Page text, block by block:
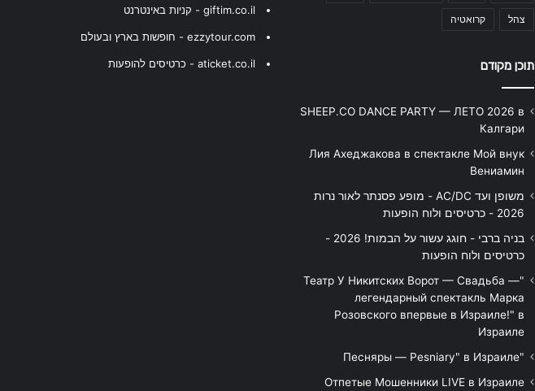
צהל קרואטיה
תוכן מקודם
SHEEP.CO DANCE PARTY — ЛЕТО 2026 в
Калгари
Лия Ахеджакова в спектакле Мой внук
Вениамин
משופן ועד AC/DC - מופע פסנתר לאור נרות
2026 - כרטיסים ולוח הופעות
בניה ברבי - חוגג עשור על הבמות! 2026 -
כרטיסים ולוח הופעות
"Театр У Никитских Ворот — Свадьба —
легендарный спектакль Марка
Розовского впервые в Израиле!" в
Израиле
"Песняры — Pesniary" в Израиле
Отпетые Мошенники LIVE в Израиле
giftim.co.il - קניות באינטרנט
ezzytour.com - חופשות בארץ ובעולם
aticket.co.il - כרטיסים להופעות